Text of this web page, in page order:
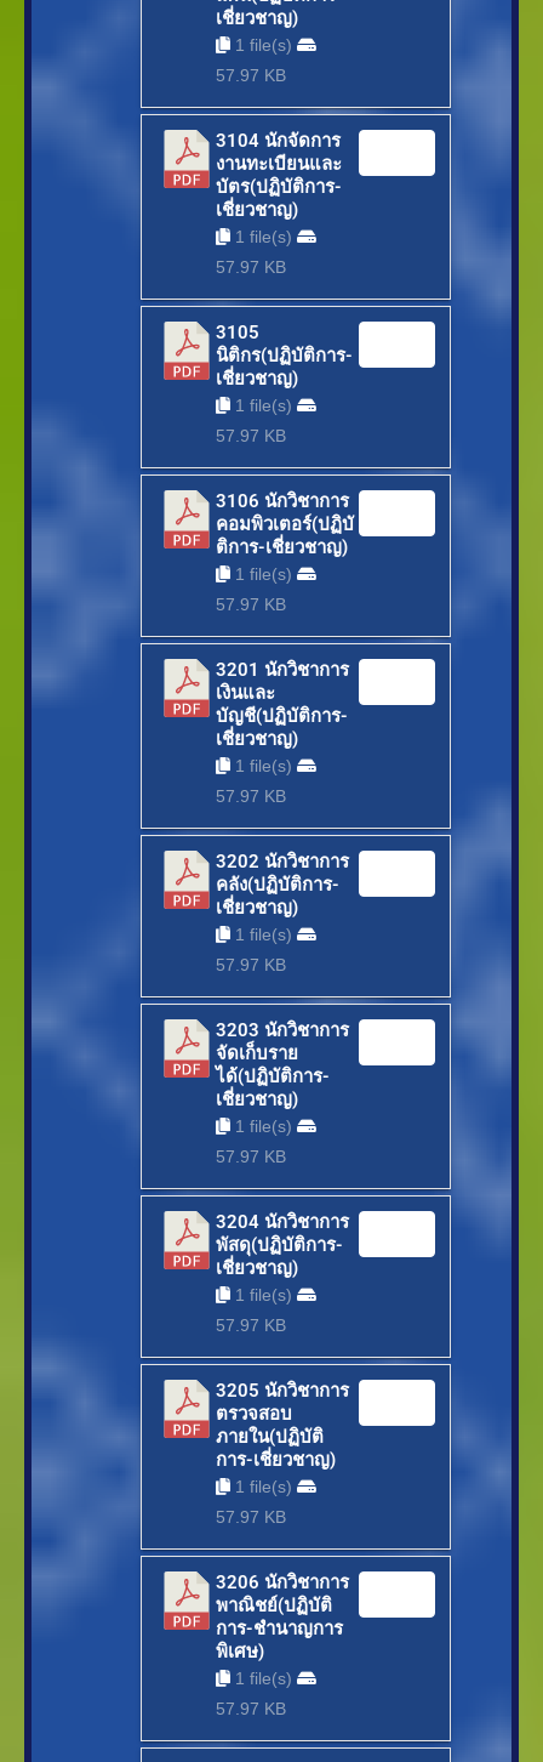
เชี่ยวชาญ)
1 file(s)
57.97 KB
3104 นักจัดการ
งานทะเบียนและ
บัตร(ปฏิบัติการ-
เชี่ยวชาญ)
1 file(s)
57.97 KB
3105
นิติกร(ปฏิบัติการ-
เชี่ยวชาญ)
1 file(s)
57.97 KB
3106 นักวิชาการ
คอมพิวเตอร์(ปฏิบั
ติการ-เชี่ยวชาญ)
1 file(s)
57.97 KB
3201 นักวิชาการ
เงินและ
บัญชี(ปฏิบัติการ-
เชี่ยวชาญ)
1 file(s)
57.97 KB
3202 นักวิชาการ
คลัง(ปฏิบัติการ-
เชี่ยวชาญ)
1 file(s)
57.97 KB
3203 นักวิชาการ
จัดเก็บราย
ได้(ปฏิบัติการ-
เชี่ยวชาญ)
1 file(s)
57.97 KB
3204 นักวิชาการ
พัสดุ(ปฏิบัติการ-
เชี่ยวชาญ)
1 file(s)
57.97 KB
3205 นักวิชาการ
ตรวจสอบ
ภายใน(ปฏิบัติ
การ-เชี่ยวชาญ)
1 file(s)
57.97 KB
3206 นักวิชาการ
พาณิชย์(ปฏิบัติ
การ-ชำนาญการ
พิเศษ)
1 file(s)
57.97 KB